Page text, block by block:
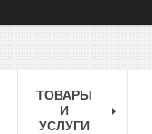
ТОВАРЫ
И
УСЛУГИ